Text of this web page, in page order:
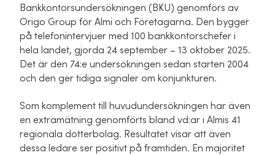
Bankkontorsundersökningen (BKU) genomförs av
Origo Group för Almi och Företagarna. Den bygger
på telefonintervjuer med 100 bankkontorschefer i
hela landet, gjorda 24 september – 13 oktober 2025.
Det är den 74:e undersökningen sedan starten 2004
och den ger tidiga signaler om konjunkturen.
Som komplement till huvudundersökningen har även
en extramätning genomförts bland vd:ar i Almis 41
regionala dotterbolag. Resultatet visar att även
dessa ledare ser positivt på framtiden. En majoritet